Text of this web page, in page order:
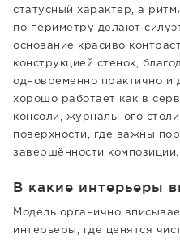
статусный характер, а
по периметру делают
основание красиво
конструкцией стенок,
одновременно практично и
хорошо работает как в
консоли, журнального
поверхности, где важны
завершённости композиции.
В какие интерьеры
Модель органично
интерьеры, где ценятся